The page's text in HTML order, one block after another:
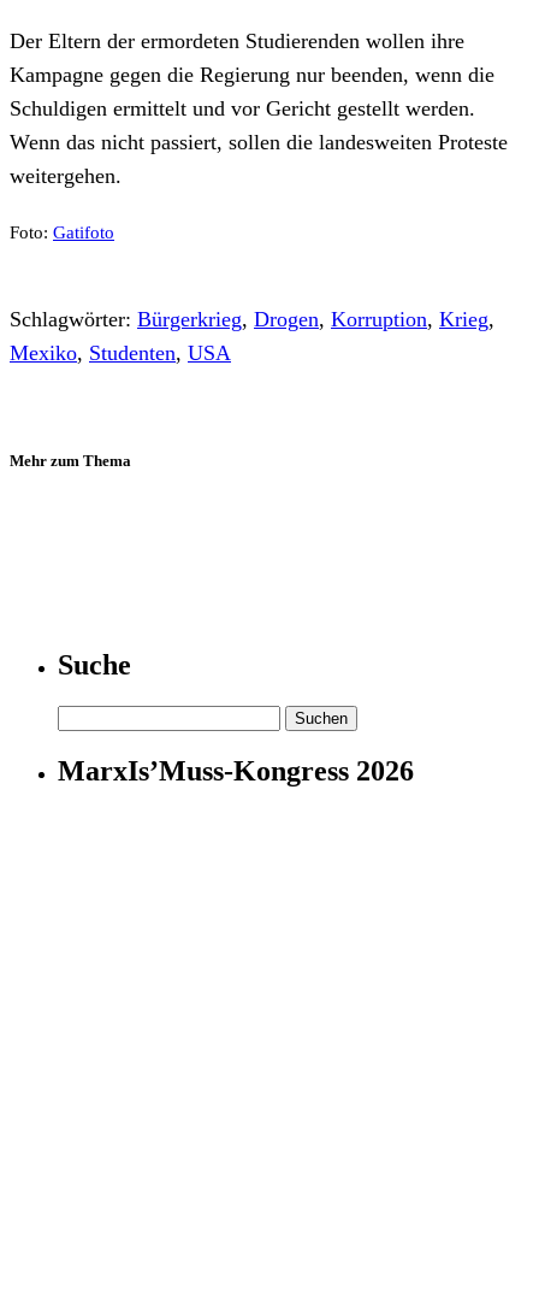
Der Eltern der ermordeten Studierenden wollen ihre
Kampagne gegen die Regierung nur beenden, wenn die
Schuldigen ermittelt und vor Gericht gestellt werden.
Wenn das nicht passiert, sollen die landesweiten Proteste
weitergehen.
Foto: Gatifoto
Schlagwörter: Bürgerkrieg, Drogen, Korruption, Krieg,
Mexiko, Studenten, USA
Mehr zum Thema
Suche
nach:
MarxIs’Muss-Kongress 2026